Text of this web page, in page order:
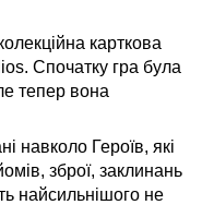
карткова
Спочатку гра була
тепер вона
навколо Героїв, які
зброї, заклинань
найсильнішого не